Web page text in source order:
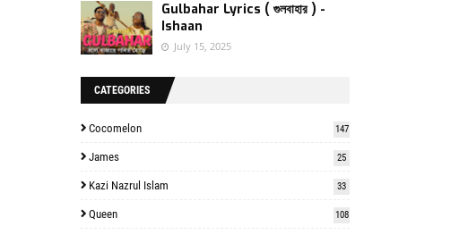
Gulbahar Lyrics ( গুলবাহার ) -
Ishaan
July 15, 2025
CATEGORIES
Cocomelon 147
James 25
Kazi Nazrul Islam 33
Queen 108